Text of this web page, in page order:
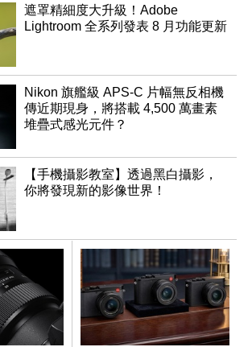
遮罩精細度大升級！Adobe
Lightroom 全系列發表 8 月功能更新
Nikon 旗艦級 APS-C 片幅無反相機
傳近期現身，將搭載 4,500 萬畫素
堆疊式感光元件？
【手機攝影教室】透過黑白攝影，
你將發現新的影像世界！